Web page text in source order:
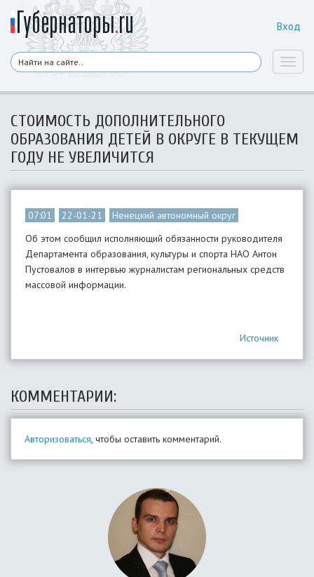
Вход
​СТОИМОСТЬ ДОПОЛНИТЕЛЬНОГО
ОБРАЗОВАНИЯ ДЕТЕЙ В ОКРУГЕ В ТЕКУЩЕМ
ГОДУ НЕ УВЕЛИЧИТСЯ
07:01 22-01-21
Ненецкий автономный округ
Об этом сообщил исполняющий обязанности руководителя
Департамента образования, культуры и спорта НАО Антон
Пустовалов в интервью журналистам региональных средств
массовой информации.
Источник
КОММЕНТАРИИ:
Авторизоваться, чтобы оставить комментарий.